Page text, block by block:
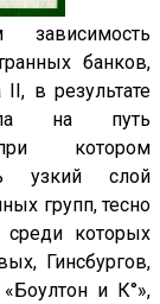
банков,
в результате
на путь
при котором
узкий слой
групп, тесно
среди которых
Гинсбургов,
и К°»,